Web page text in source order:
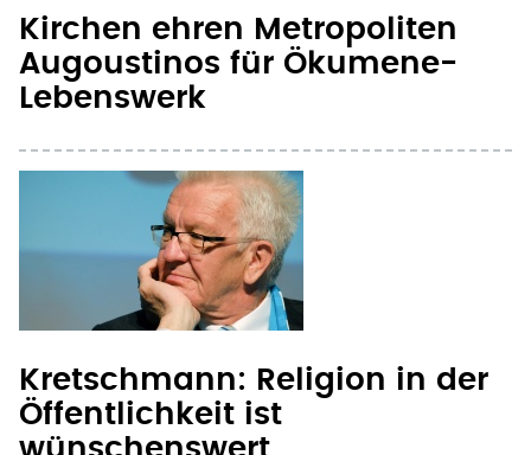
Kirchen ehren Metropoliten
Augoustinos für Ökumene-
Lebenswerk
Kretschmann: Religion in der
Öffentlichkeit ist